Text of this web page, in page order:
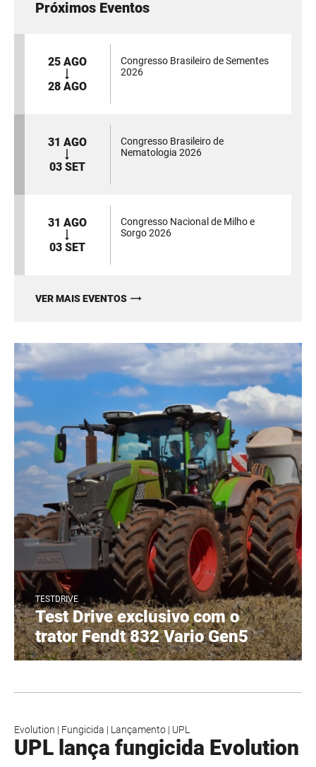
Próximos Eventos
25 AGO
28 AGO
Congresso Brasileiro de Sementes
2026
31 AGO
03 SET
Congresso Brasileiro de
Nematologia 2026
31 AGO
03 SET
Congresso Nacional de Milho e
Sorgo 2026
VER MAIS EVENTOS
TESTDRIVE
Test Drive exclusivo com o
trator Fendt 832 Vario Gen5
Evolution | Fungicida | Lançamento | UPL
UPL lança fungicida Evolution